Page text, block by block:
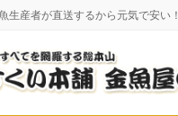
生産者が直送するから元気で安い！